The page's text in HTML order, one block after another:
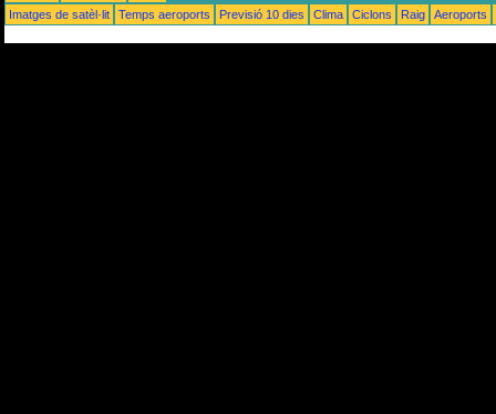
Imatges de satèl·lit
Temps aeroports Previsió 10 dies Clima Ciclons Raig Aeroports